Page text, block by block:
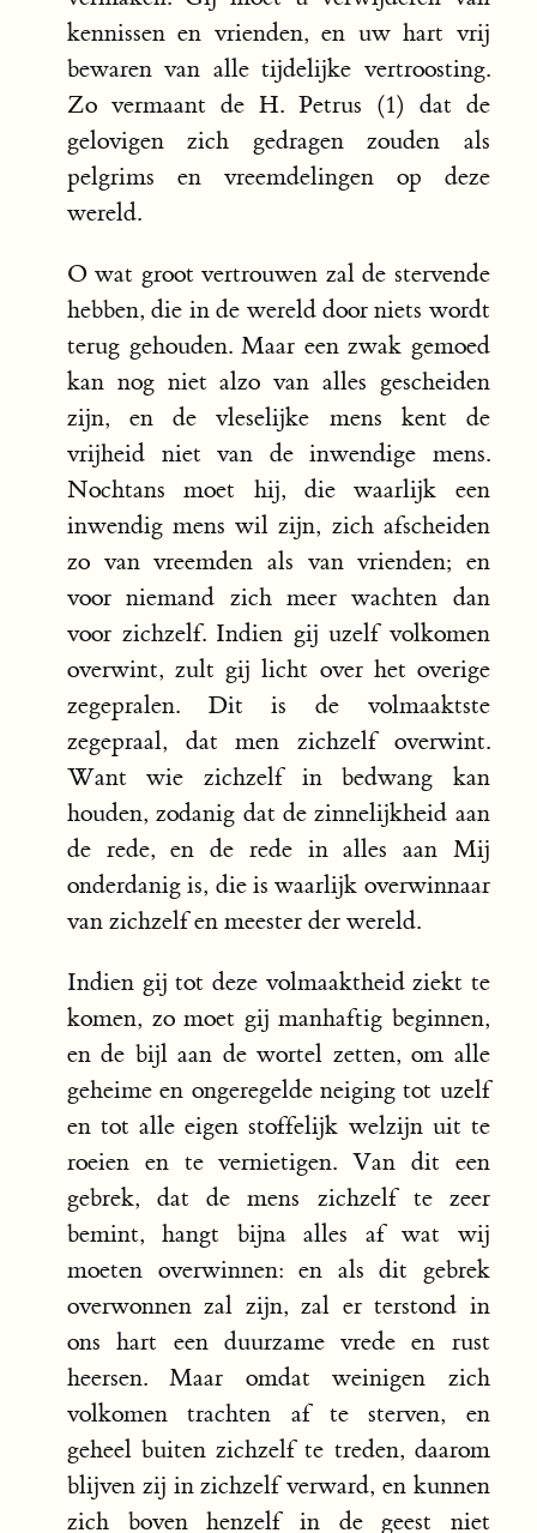
kennissen en vrienden, en uw hart vrij
bewaren van alle tijdelijke vertroosting.
Zo vermaant de H. Petrus (1) dat de
gelovigen zich gedragen zouden als
pelgrims en vreemdelingen op deze
wereld.
O wat groot vertrouwen zal de stervende
hebben, die in de wereld door niets wordt
terug gehouden. Maar een zwak gemoed
kan nog niet alzo van alles gescheiden
zijn, en de vleselijke mens kent de
vrijheid niet van de inwendige mens.
Nochtans moet hij, die waarlijk een
inwendig mens wil zijn, zich afscheiden
zo van vreemden als van vrienden; en
voor niemand zich meer wachten dan
voor zichzelf. Indien gij uzelf volkomen
overwint, zult gij licht over het overige
zegepralen. Dit is de volmaaktste
zegepraal, dat men zichzelf overwint.
Want wie zichzelf in bedwang kan
houden, zodanig dat de zinnelijkheid aan
de rede, en de rede in alles aan Mij
onderdanig is, die is waarlijk overwinnaar
van zichzelf en meester der wereld.
Indien gij tot deze volmaaktheid ziekt te
komen, zo moet gij manhaftig beginnen,
en de bijl aan de wortel zetten, om alle
geheime en ongeregelde neiging tot uzelf
en tot alle eigen stoffelijk welzijn uit te
roeien en te vernietigen. Van dit een
gebrek, dat de mens zichzelf te zeer
bemint, hangt bijna alles af wat wij
moeten overwinnen: en als dit gebrek
overwonnen zal zijn, zal er terstond in
ons hart een duurzame vrede en rust
heersen. Maar omdat weinigen zich
volkomen trachten af te sterven, en
geheel buiten zichzelf te treden, daarom
blijven zij in zichzelf verward, en kunnen
zich boven henzelf in de geest niet